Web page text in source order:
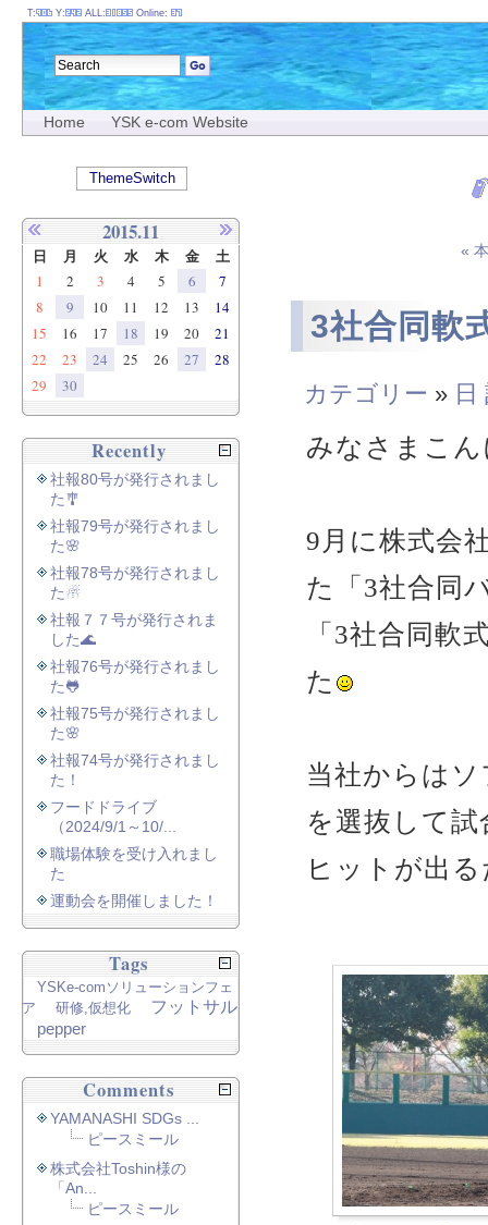
Home YSK e-com Website
«
3社合同軟
カテゴリー » 日
みなさまこ
9月に株式会
た「3社合同
「3社合同軟
た
当社からは
を選抜して
ヒットが出
T: Y: ALL: Online:
ThemeSwitch
2015.11
日 月 火 水 木 金 土
1 2 3 4 5 6
7
8
9 10 11 12 13
14
15
16 17 18 19 20
21
22
23 24 25 26 27
28
29
30
Recently
社報80号が発行されまし
た🎐
社報79号が発行されまし
た🌸
社報78号が発行されまし
た☃
社報７７号が発行されま
した🌊
社報76号が発行されまし
た🐸
社報75号が発行されまし
た🌸
社報74号が発行されまし
た！
フードドライブ
（2024/9/1～10/...
職場体験を受け入れまし
た
運動会を開催しました！
Tags
YSKe-comソリューションフェ
ア
研修,仮想化
フットサル
pepper
Comments
YAMANASHI SDGs ...
ピースミール
株式会社Toshin様の
「An...
ピースミール